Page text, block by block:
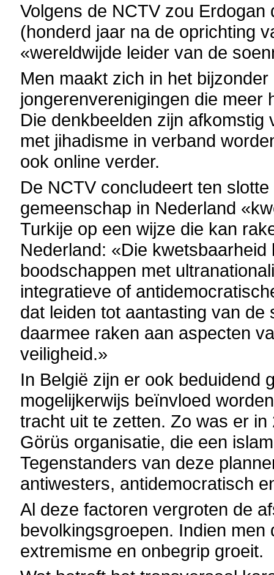
Volgens de NCTV zou
(honderd jaar na de oprichting
«wereldwijde leider van de
Men maakt zich in het
jongerenverenigingen die meer
Die denkbeelden zijn
met jihadisme in verband
ook online verder.
De NCTV concludeert ten
gemeenschap in Nederland
Turkije op een wijze die kan
Nederland: «Die
boodschappen met
integratieve of
dat leiden tot aantasting van
daarmee raken aan aspecten
veiligheid.»
In België zijn er ook beduidend
mogelijkerwijs beïnvloed
tracht uit te zetten. Zo was er
Görüs organisatie, die een
Tegenstanders van deze
antiwesters, antidemocratisch
Al deze factoren vergroten de
bevolkingsgroepen. Indien
extremisme en onbegrip groeit.